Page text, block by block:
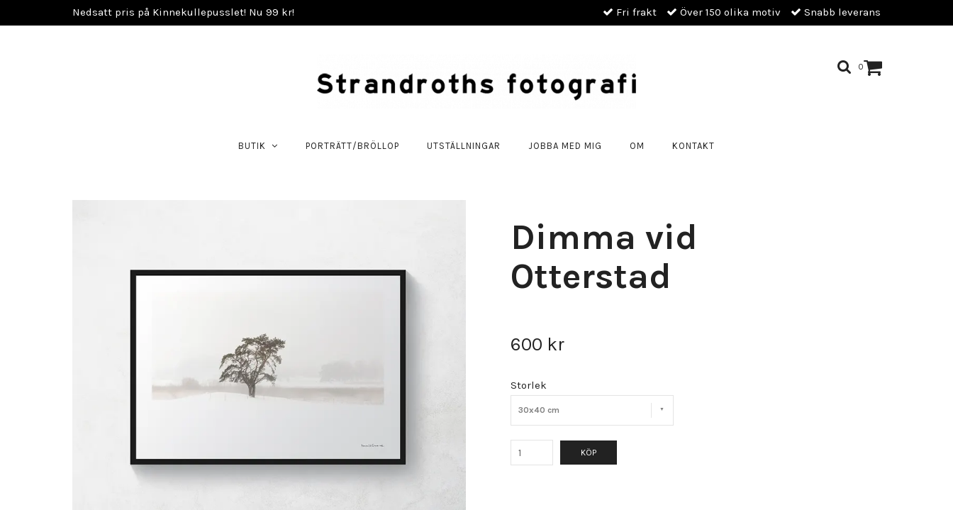
Nedsatt pris på Kinnekullepusslet! Nu 99 kr! Fri frakt Över 150 olika motiv Snabb leverans
0
BUTIK PORTRÄTT/BRÖLLOP UTSTÄLLNINGAR JOBBA MED MIG OM KONTAKT
Dimma vid
Otterstad
600 kr
Storlek
30x40 cm
KÖP